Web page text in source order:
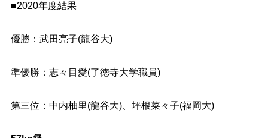
■2020年度結果
優勝：武田亮子(龍谷大)
準優勝：志々目愛(了徳寺大学職員)
第三位：中内柚里(龍谷大)、坪根菜々子(福岡大)